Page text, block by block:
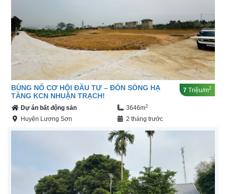
BÙNG NỔ CƠ HỘI ĐẦU TƯ – ĐÓN SÓNG HẠ
TẦNG KCN NHUẬN TRẠCH!
7 Triệu/m2
Dự án bất động sản 3646m2
Huyện Lương Sơn 2 tháng trước